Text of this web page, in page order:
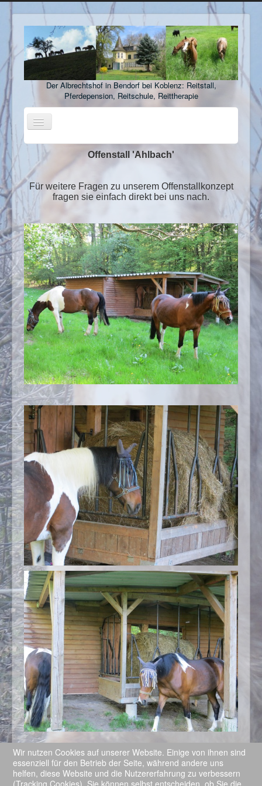
Der Albrechtshof in Bendorf bei Koblenz: Reitstall,
Pferdepension, Reitschule, Reittherapie
Toggle
Navigation
Startseite
Reitanlage
Pferdepension
Ausbildungsbetrieb
Reitclub
Kontakt
Offenstall 'Ahlbach'
Für weitere Fragen zu unserem Offenstallkonzept
fragen sie einfach direkt bei uns nach.
Aktuelle Seite: Startseite
Pferdepension
Offenstall Ahlbach
Wir nutzen Cookies auf unserer Website. Einige von ihnen sind
essenziell für den Betrieb der Seite, während andere uns
helfen, diese Website und die Nutzererfahrung zu verbessern
(Tracking Cookies). Sie können selbst entscheiden, ob Sie die